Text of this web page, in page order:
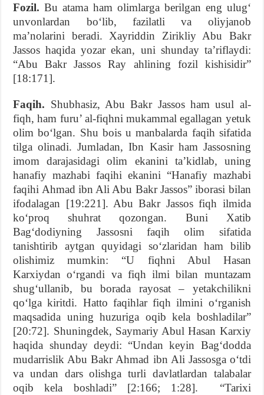
Fozil. Bu atama ham olimlarga berilgan eng ulug‘
unvonlardan bo‘lib, fazilatli va oliyjanob
ma’nolarini beradi. Xayriddin Zirikliy Abu Bakr
Jassos haqida yozar ekan, uni shunday ta’riflaydi:
“Abu Bakr Jassos Ray ahlining fozil kishisidir”
[18:171].
Faqih. Shubhasiz, Abu Bakr Jassos ham usul al-
fiqh, ham furu’ al-fiqhni mukammal egallagan yetuk
olim bo‘lgan. Shu bois u manbalarda faqih sifatida
tilga olinadi. Jumladan, Ibn Kasir ham Jassosning
imom darajasidagi olim ekanini ta’kidlab, uning
hanafiy mazhabi faqihi ekanini “Hanafiy mazhabi
faqihi Ahmad ibn Ali Abu Bakr Jassos” iborasi bilan
ifodalagan [19:221]. Abu Bakr Jassos fiqh ilmida
ko‘proq shuhrat qozongan. Buni Xatib
Bag‘dodiyning Jassosni faqih olim sifatida
tanishtirib aytgan quyidagi so‘zlaridan ham bilib
olishimiz mumkin: “U fiqhni Abul Hasan
Karxiydan o‘rgandi va fiqh ilmi bilan muntazam
shug‘ullanib, bu borada rayosat – yetakchilikni
qo‘lga kiritdi. Hatto faqihlar fiqh ilmini o‘rganish
maqsadida uning huzuriga oqib kela boshladilar”
[20:72]. Shuningdek, Saymariy Abul Hasan Karxiy
haqida shunday deydi: “Undan keyin Bag‘dodda
mudarrislik Abu Bakr Ahmad ibn Ali Jassosga o‘tdi
va undan dars olishga turli davlatlardan talabalar
oqib kela boshladi” [2:166; 1:28]. “Tarixi